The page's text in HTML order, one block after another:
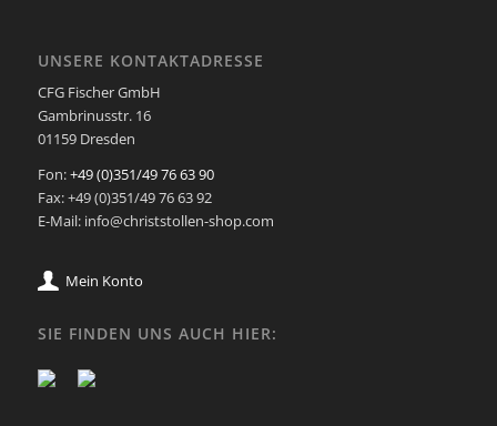
UNSERE KONTAKTADRESSE
CFG Fischer GmbH
Gambrinusstr. 16
01159 Dresden
Fon:+49 (0)351/49 76 63 90
Fax: +49 (0)351/49 76 63 92
E-Mail: info@christstollen-shop.com
Mein Konto
SIE FINDEN UNS AUCH HIER: